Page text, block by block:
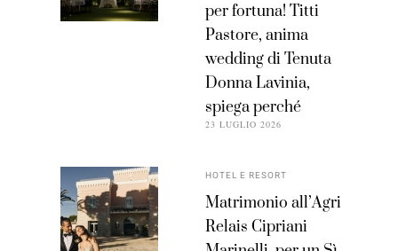
per fortuna! Titti
Pastore, anima
wedding di Tenuta
Donna Lavinia,
spiega perché
23 LUGLIO 2026
HOTEL E RESORT
Matrimonio all’Agri
Relais Cipriani